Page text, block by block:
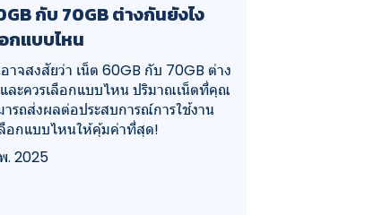
กับ 70GB ต่างกันยังไง
กแบบไหน
าจสงสัยว่า เน็ต 60GB กับ 70GB ต่าง
ละควรเลือกแบบไหน ปริมาณเน็ตที่คุณ
ารถส่งผลต่อประสบการณ์การใช้งาน
อกแบบไหนให้คุ้มค่าที่สุด!
. 2025